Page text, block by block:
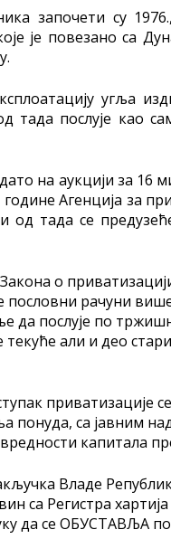
започети су
је повезано са
угља
тада послује као
на аукцији за 16
Агенција за
тада се
о
пословни рачуни
да послује по
али и део
приватизације
понуда, са јавним
капитала
Владе
са Регистра
да се ОБУСТАВЉА